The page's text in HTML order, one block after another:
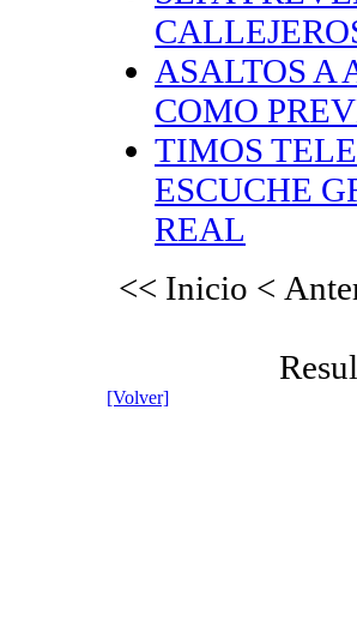
ASALTOS A
COMO
TIMOS
ESCUCHE
REAL
<< Inicio <
[Volver]